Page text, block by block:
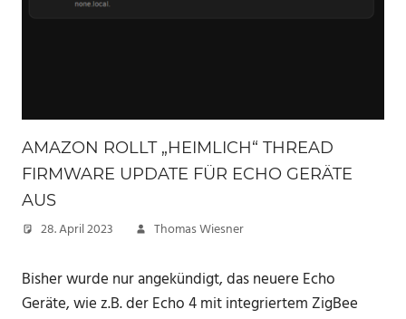
AMAZON ROLLT „HEIMLICH“ THREAD
FIRMWARE UPDATE FÜR ECHO GERÄTE
AUS
28. April 2023 Thomas Wiesner
Bisher wurde nur angekündigt, das neuere Echo
Geräte, wie z.B. der Echo 4 mit integriertem ZigBee